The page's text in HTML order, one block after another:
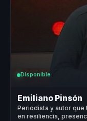
Disponible
Emiliano Pinsón
Periodista y autor
en resiliencia,